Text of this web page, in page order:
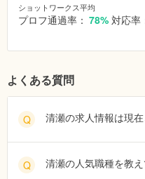
ショットワークス平均
プロフ通過率： 78% 対応率
よくある質問
Q 清瀬の求人情報は現在
Q 清瀬の人気職種を教え